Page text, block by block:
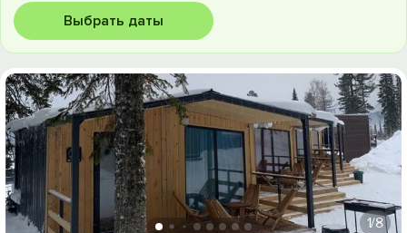
Выбрать даты
1/8